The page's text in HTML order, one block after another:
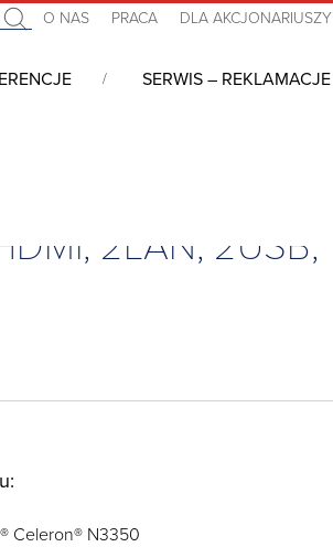
O NAS PRACA DLA AKCJONARIUSZY
SERWIS – REKLAMACJE
2LAN, 2USB,
Celeron® N3350